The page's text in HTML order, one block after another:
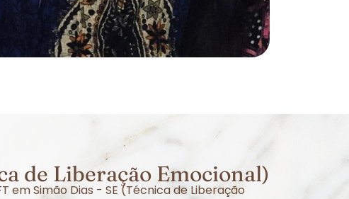
de Liberação Emocional)
em Simão Dias - SE (Técnica de Liberação